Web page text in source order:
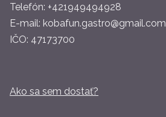
Telefón: +421949494928
E-mail: kobafun.gastro@gmail.com
IČO: 47173700
Ako sa sem dostať?